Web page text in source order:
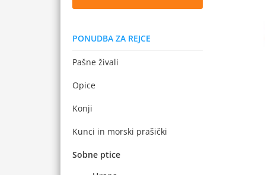
PONUDBA ZA REJCE
Pašne živali
Opice
Konji
Kunci in morski prašički
Sobne ptice